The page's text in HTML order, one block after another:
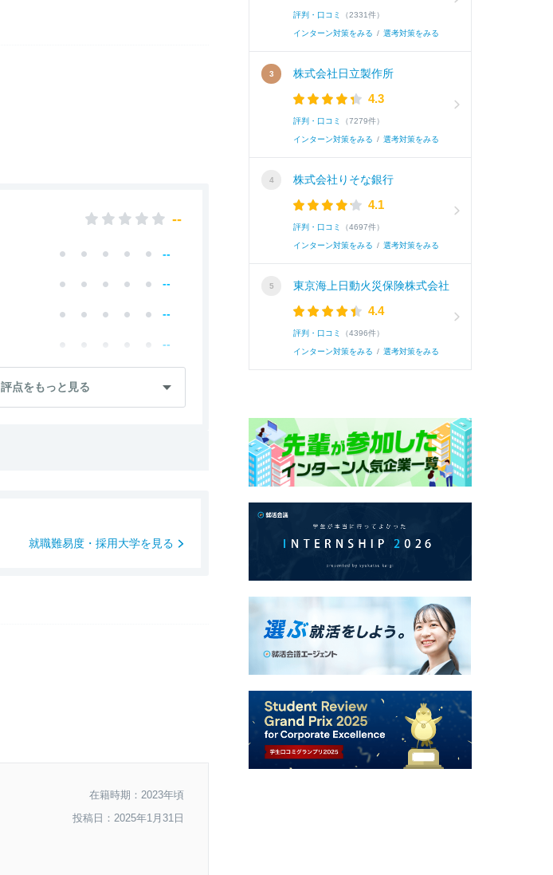
評点をもっと見る
--
--
--
--
--
--
就職難易度・採用大学を見る
在籍時期：2023年頃
投稿日：2025年1月31日
評判・口コミ （2331件）
インターン対策をみる / 選考対策をみる
株式会社日立製作所
4.3
評判・口コミ （7279件）
インターン対策をみる / 選考対策をみる
株式会社りそな銀行
4.1
評判・口コミ （4697件）
インターン対策をみる / 選考対策をみる
東京海上日動火災保険株式会社
4.4
評判・口コミ （4396件）
インターン対策をみる / 選考対策をみる